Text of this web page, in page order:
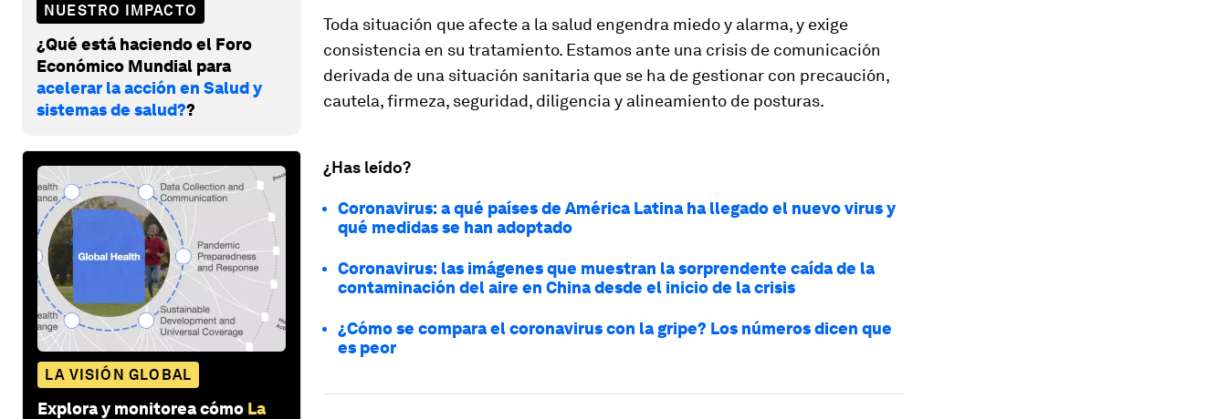
NUESTRO IMPACTO
¿Qué está haciendo el Foro
Económico Mundial para
acelerar la acción en Salud y
sistemas de salud??
LA VISIÓN GLOBAL
Explora y monitorea cómo La
Toda situación que afecte a la salud engendra miedo y alarma, y exige
consistencia en su tratamiento. Estamos ante una crisis de comunicación
derivada de una situación sanitaria que se ha de gestionar con precaución,
cautela, firmeza, seguridad, diligencia y alineamiento de posturas.
¿Has leído?
Coronavirus: a qué países de América Latina ha llegado el nuevo virus y
qué medidas se han adoptado
Coronavirus: las imágenes que muestran la sorprendente caída de la
contaminación del aire en China desde el inicio de la crisis
¿Cómo se compara el coronavirus con la gripe? Los números dicen que
es peor